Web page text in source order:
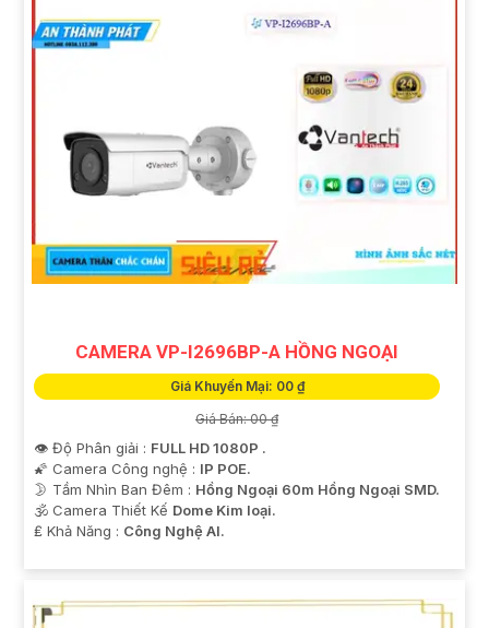
CAMERA VP-I2696BP-A HỒNG NGOẠI
Giá Khuyến Mại: 00 ₫
Giá Bán: 00 ₫
👁 Độ Phân giải : FULL HD 1080P .
🌠 Camera Công nghệ : IP POE.
🌛 Tầm Nhìn Ban Đêm : Hồng Ngoại 60m Hồng Ngoại SMD.
🕉️ Camera Thiết Kế Dome Kim loại.
️₤ Khả Năng : Công Nghệ AI.